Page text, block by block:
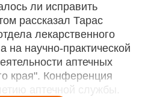
ли исправить
рассказал Тарас
лекарственного
на научно-практической
аптечных
края". Конференция
аптечной службы.